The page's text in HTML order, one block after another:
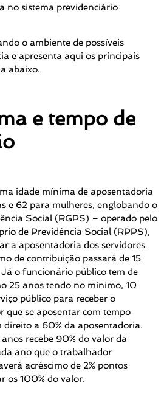
no sistema previdenciário
o ambiente de possíveis
e apresenta aqui os principais
abaixo.
e tempo de
idade mínima de aposentadoria
e 62 para mulheres, englobando o
Social (RGPS) – operado pelo
de Previdência Social (RPPS),
a aposentadoria dos servidores
de contribuição passará de 15
o funcionário público tem de
25 anos tendo no mínimo, 10
público para receber o
que se aposentar com tempo
a 60% da aposentadoria.
recebe 90% do valor da
ano que o trabalhador
acréscimo de 2% pontos
os 100% do valor.